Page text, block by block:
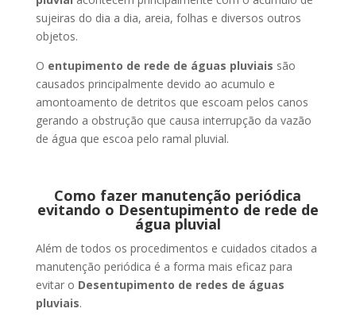
sujeiras do dia a dia, areia, folhas e diversos outros
objetos.
O entupimento de rede de águas pluviais são
causados principalmente devido ao acumulo e
amontoamento de detritos que escoam pelos canos
gerando a obstrução que causa interrupção da vazão
de água que escoa pelo ramal pluvial.
Como fazer manutenção periódica
evitando o Desentupimento de rede de
água pluvial
Além de todos os procedimentos e cuidados citados a
manutenção periódica é a forma mais eficaz para
evitar o Desentupimento de redes de águas
pluviais.